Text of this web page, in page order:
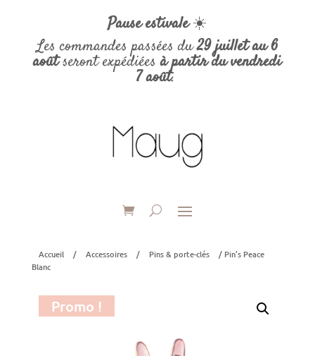
Pause estivale☀️
Les commandes passées du29 juillet au 6
aoûtseront expédiéesà partir du vendredi
7 août.
Accueil / Accessoires / Pins & porte-clés
/ Pin’s Peace
Blanc
Promo !